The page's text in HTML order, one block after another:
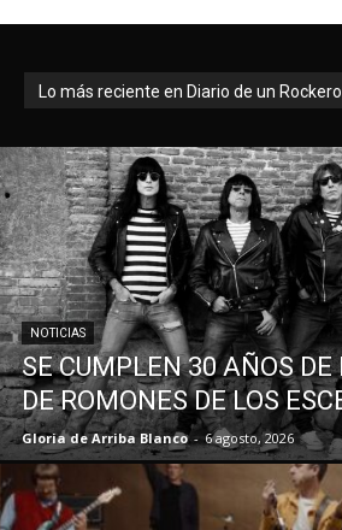
Lo más reciente en Diario de un Rockero
NOTICIAS
SE CUMPLEN 30 AÑOS DE
DE ROMONES DE LOS
Gloria de Arriba Blanco - 6 agosto, 2026